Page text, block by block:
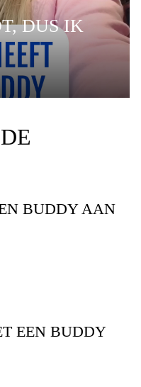
DUS IK
BUDDY AAN
EEN BUDDY